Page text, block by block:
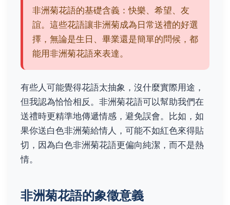
非洲菊花語的基礎含義：快樂、希望、友
誼。這些花語讓非洲菊成為日常送禮的好選
擇，無論是生日、畢業還是簡單的問候，都
能用非洲菊花語來表達。
有些人可能覺得花語太抽象，沒什麼實際用途，
但我認為恰恰相反。非洲菊花語可以幫助我們在
送禮時更精準地傳遞情感，避免誤會。比如，如
果你送白色非洲菊給情人，可能不如紅色來得貼
切，因為白色非洲菊花語更偏向純潔，而不是熱
情。
非洲菊花語的象徵意義